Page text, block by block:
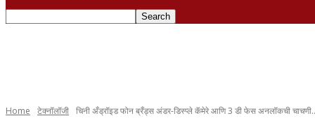
Home टेक्नॉलॉजी चिनी अँड्रॉइड फोन ब्रँड्स अंडर-डिस्प्ले कॅमेरे आणि 3 डी फेस अनलॉकची